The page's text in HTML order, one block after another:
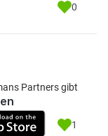
0
Partners gibt
1